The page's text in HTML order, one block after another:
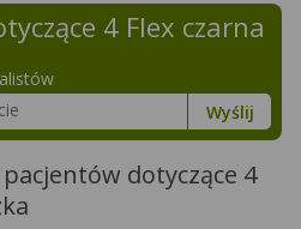
4 Flex czarna
Wyślij
dotyczące 4